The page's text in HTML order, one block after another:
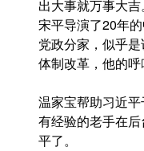
出大事就万事大
宋平导演了20年
党政分家，似乎
体制改革，他的
温家宝帮助习近
有经验的老手在
平了。